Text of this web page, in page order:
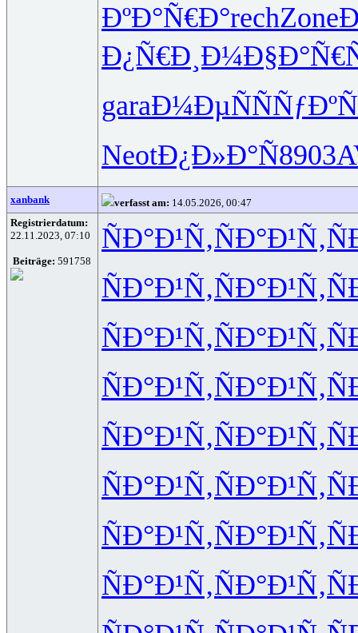
ÐºÐ°Ñ€Ð°rechZone
Ð¿Ñ€Ð¸Ð¼
garaÐ¼ÐµÑÑ
NeotÐ¿Ð»Ð°Ñ8903
xanbank verfasst am: 14.05.2026, 00:47
Registrierdatum:
22.11.2023, 07:10
Beiträge: 591758
ÑÐ°Ð¹Ñ‚ÑÐ°Ð¹Ñ‚
ÑÐ°Ð¹Ñ‚ÑÐ°Ð¹Ñ‚
ÑÐ°Ð¹Ñ‚ÑÐ°Ð¹Ñ‚
ÑÐ°Ð¹Ñ‚ÑÐ°Ð¹Ñ‚
ÑÐ°Ð¹Ñ‚ÑÐ°Ð¹Ñ‚
ÑÐ°Ð¹Ñ‚ÑÐ°Ð¹Ñ‚
ÑÐ°Ð¹Ñ‚ÑÐ°Ð¹Ñ‚
ÑÐ°Ð¹Ñ‚ÑÐ°Ð¹Ñ‚